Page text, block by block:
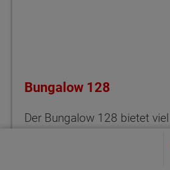
Bungalow 128
Der Bungalow 128 bietet
Einliegerwohnung. Große